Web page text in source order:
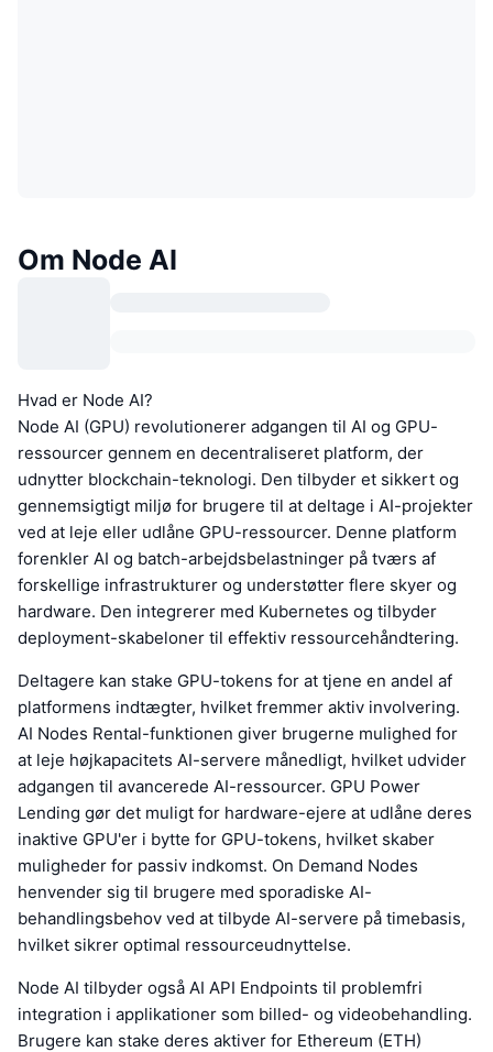
Om Node AI
Hvad er Node AI?
Node AI (GPU) revolutionerer adgangen til AI og GPU-
ressourcer gennem en decentraliseret platform, der
udnytter blockchain-teknologi. Den tilbyder et sikkert og
gennemsigtigt miljø for brugere til at deltage i AI-projekter
ved at leje eller udlåne GPU-ressourcer. Denne platform
forenkler AI og batch-arbejdsbelastninger på tværs af
forskellige infrastrukturer og understøtter flere skyer og
hardware. Den integrerer med Kubernetes og tilbyder
deployment-skabeloner til effektiv ressourcehåndtering.
Deltagere kan stake GPU-tokens for at tjene en andel af
platformens indtægter, hvilket fremmer aktiv involvering.
AI Nodes Rental-funktionen giver brugerne mulighed for
at leje højkapacitets AI-servere månedligt, hvilket udvider
adgangen til avancerede AI-ressourcer. GPU Power
Lending gør det muligt for hardware-ejere at udlåne deres
inaktive GPU'er i bytte for GPU-tokens, hvilket skaber
muligheder for passiv indkomst. On Demand Nodes
henvender sig til brugere med sporadiske AI-
behandlingsbehov ved at tilbyde AI-servere på timebasis,
hvilket sikrer optimal ressourceudnyttelse.
Node AI tilbyder også AI API Endpoints til problemfri
integration i applikationer som billed- og videobehandling.
Brugere kan stake deres aktiver for Ethereum (ETH)